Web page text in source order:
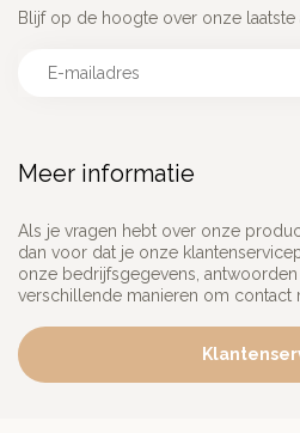
Meer informatie
Als je vragen hebt over onze
dan voor dat je onze
onze bedrijfsgegevens,
verschillende manieren om contact
Blijf op de hoogte over onze laatste